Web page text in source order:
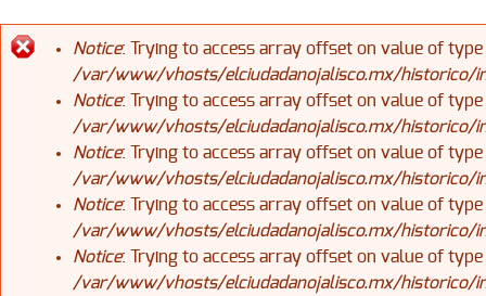
Se encuentra usted aquí
Mensaje de error
Notice: Trying to access array offset on value of
/var/www/vhosts/elciudadanojalisco.mx/historico/
Notice: Trying to access array offset on value of
/var/www/vhosts/elciudadanojalisco.mx/historico/
Notice: Trying to access array offset on value of
/var/www/vhosts/elciudadanojalisco.mx/historico/
Notice: Trying to access array offset on value of
/var/www/vhosts/elciudadanojalisco.mx/historico/
Notice: Trying to access array offset on value of
/var/www/vhosts/elciudadanojalisco.mx/historico/